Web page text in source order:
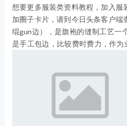
想要更多服装类资料教程，加入服
加圈子卡片，请到今日头条客户端
绲gun边），是旗袍的缝制工艺一
是手工包边，比较费时费力，作